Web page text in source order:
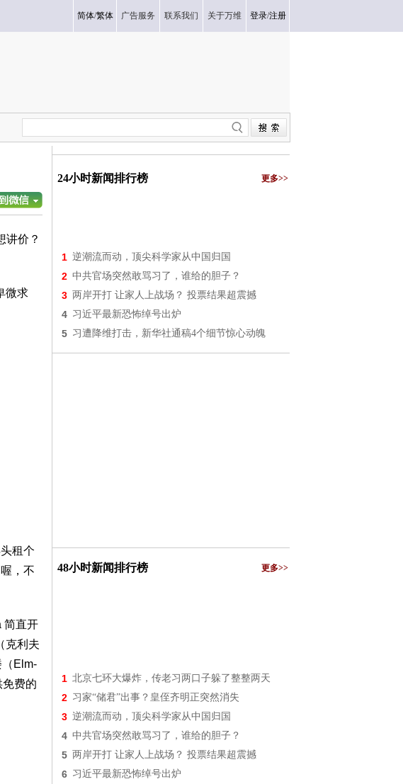
简体/繁体 广告服务 联系我们 关于万维 登录/注册
讲价？
微求
租个
，不
简直开
克利夫
Elm-
免费的
24小时新闻排行榜 更多>>
1 逆潮流而动，顶尖科学家从中国归国
2 中共官场突然敢骂习了，谁给的胆子？
3 两岸开打 让家人上战场？ 投票结果超震撼
4 习近平最新恐怖绰号出炉
5 习遭降维打击，新华社通稿4个细节惊心动魄
48小时新闻排行榜 更多>>
1 北京七环大爆炸，传老习两口子躲了整整两天
2 习家“储君”出事？皇侄齐明正突然消失
3 逆潮流而动，顶尖科学家从中国归国
4 中共官场突然敢骂习了，谁给的胆子？
5 两岸开打 让家人上战场？ 投票结果超震撼
6 习近平最新恐怖绰号出炉